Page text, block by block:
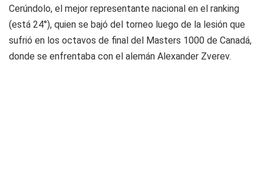
Cerúndolo, el mejor representante nacional en el ranking
(está 24°), quien se bajó del torneo luego de la lesión que
sufrió en los octavos de final del Masters 1000 de Canadá,
donde se enfrentaba con el alemán Alexander Zverev.